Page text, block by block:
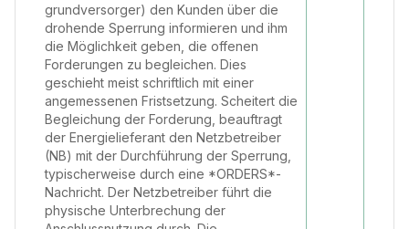
grundversorger) den Kunden über die
drohende Sperrung informieren und ihm
die Möglichkeit geben, die offenen
Forderungen zu begleichen. Dies
geschieht meist schriftlich mit einer
angemessenen Fristsetzung. Scheitert die
Begleichung der Forderung, beauftragt
der Energielieferant den Netzbetreiber
(NB) mit der Durchführung der Sperrung,
typischerweise durch eine *ORDERS*-
Nachricht. Der Netzbetreiber führt die
physische Unterbrechung der